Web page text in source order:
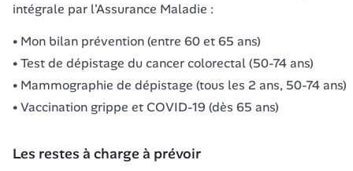
intégrale par l'Assurance Maladie :
Mon bilan prévention (entre 60 et 65 ans)
Test de dépistage du cancer colorectal (50-74 ans)
Mammographie de dépistage (tous les 2 ans, 50-74 ans)
Vaccination grippe et COVID-19 (dès 65 ans)
Les restes à charge à prévoir